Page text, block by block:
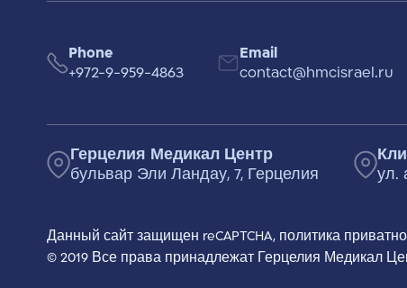
Phone
+972-9-959-4863
Email
contact@hmcisrael.ru
Герцелия Медикал Центр
бульвар Эли Ландау, 7, Герцелия
ул.
Данный сайт защищен reCAPTCHA, политика
© 2019 Все права принадлежат Герцелия Медикал